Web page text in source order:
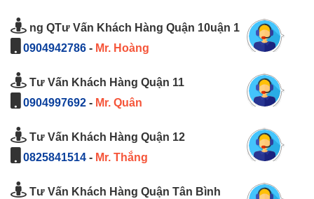
ng QTư Vấn Khách Hàng Quận 10uận 1
0904942786 - Mr. Hoàng
Tư Vấn Khách Hàng Quận 11
0904997692 - Mr. Quân
Tư Vấn Khách Hàng Quận 12
0825841514 - Mr. Thắng
Tư Vấn Khách Hàng Quận Tân Bình